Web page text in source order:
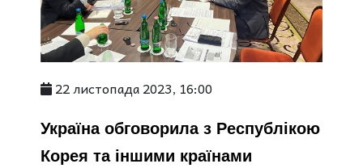
22 листопада 2023, 16:00
Україна обговорила з Республікою
Корея та іншими країнами